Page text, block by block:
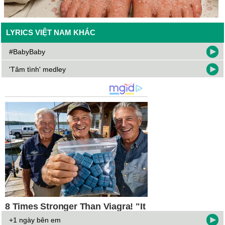
LYRICS VIỆT NAM KHÁC
#BabyBaby
'Tâm tình' medley
+1 ngày bên em